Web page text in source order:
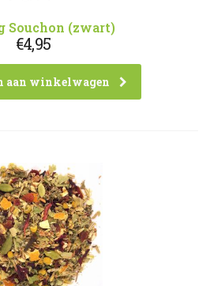
Souchon (zwart)
€4,95
aan winkelwagen